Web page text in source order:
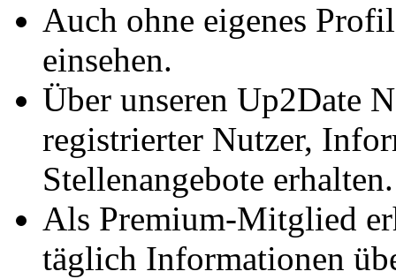
Auch ohne eigenes
einsehen.
Über unseren Up2Date
registrierter Nutzer,
Stellenangebote erhalten.
Als Premium-Mitglied
täglich Informationen